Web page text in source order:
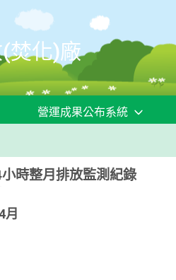
焚化)廠
營運成果公布系統
時整月排放監測紀錄
月